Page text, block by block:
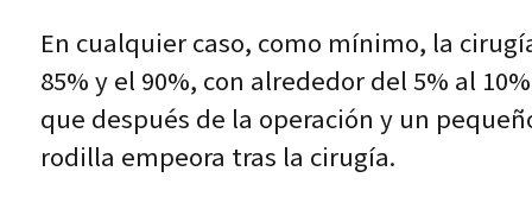
En cualquier caso, como mínimo, la
85% y el 90%, con alrededor del 5% al
que después de la operación y un
rodilla empeora tras la cirugía.